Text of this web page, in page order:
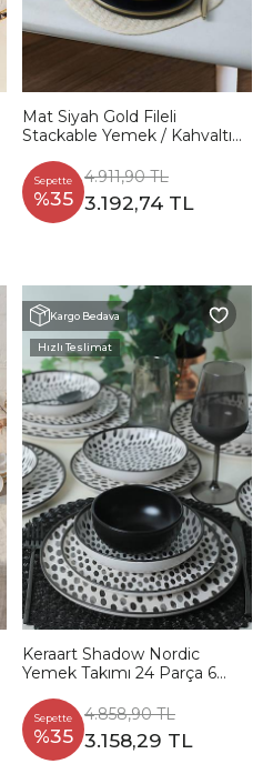
Mat Siyah Gold Fileli
Stackable Yemek / Kahvaltı
Sepette
%35
4.911,90 TL
3.192,74 TL
Kargo Bedava
Hızlı Teslimat
Keraart Shadow Nordic
Yemek Takımı 24 Parça 6
Sepette
%35
4.858,90 TL
3.158,29 TL